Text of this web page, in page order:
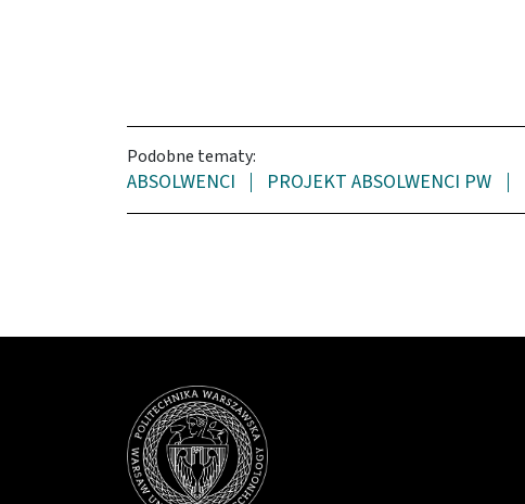
Podobne tematy:
ABSOLWENCI PROJEKT ABSOLWENCI PW